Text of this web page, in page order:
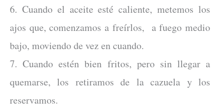
6. Cuando el aceite esté caliente, metemos los
ajos que, comenzamos a freírlos, a fuego medio
bajo, moviendo de vez en cuando.
7. Cuando estén bien fritos, pero sin llegar a
quemarse, los retiramos de la cazuela y los
reservamos.